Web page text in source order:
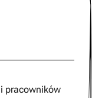
pracowników